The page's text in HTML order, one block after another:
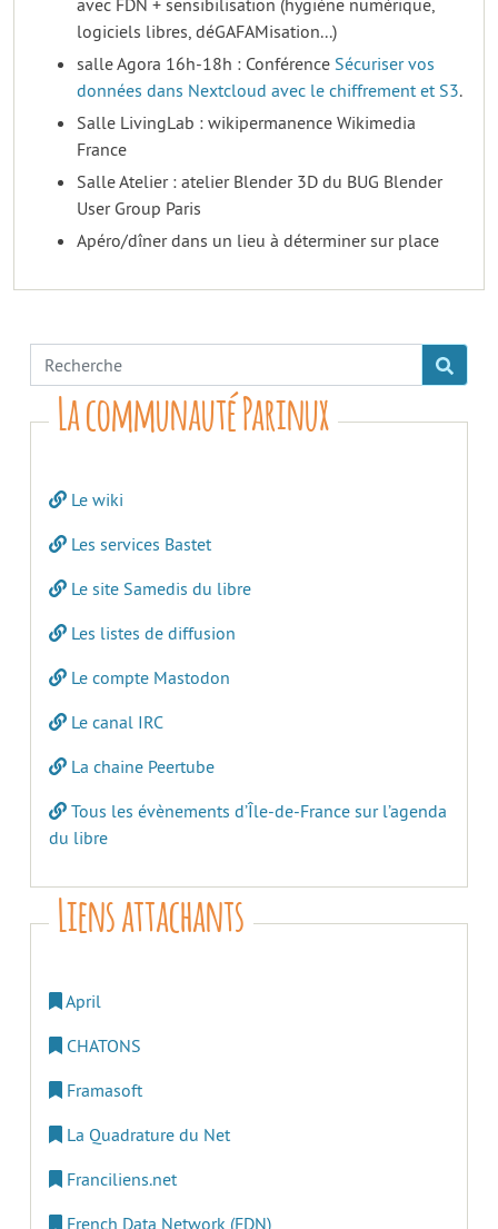
avec FDN + sensibilisation (hygiène numérique,
logiciels libres, déGAFAMisation...)
salle Agora 16h-18h : Conférence Sécuriser vos
données dans Nextcloud avec le chiffrement et S3.
Salle LivingLab : wikipermanence Wikimedia
France
Salle Atelier : atelier Blender 3D du BUG Blender
User Group Paris
Apéro/dîner dans un lieu à déterminer sur place
La communauté Parinux
Le wiki
Les services Bastet
Le site Samedis du libre
Les listes de diffusion
Le compte Mastodon
Le canal IRC
La chaine Peertube
Tous les évènements d’Île-de-France sur l’agenda
du libre
Liens attachants
April
CHATONS
Framasoft
La Quadrature du Net
Franciliens.net
French Data Network (FDN)